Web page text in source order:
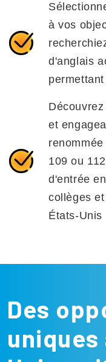
à vos
d'anglais
et
109 ou
d'entrée
collèges
États-Unis
Des
uniques